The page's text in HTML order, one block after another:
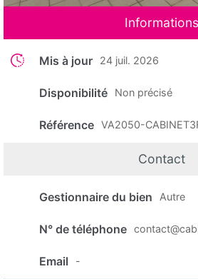
Informations
Mis à jour 24 juil. 2026
Disponibilité Non précisé
Référence VA2050-
Contact
Gestionnaire du bien Autre
N° de téléphone
Email -